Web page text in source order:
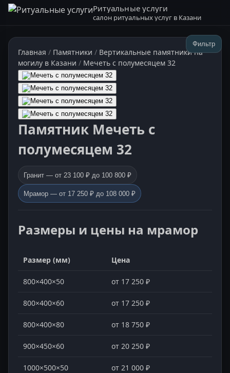
Ритуальные услуги
салон ритуальных услуг в Казани
Фильтр
Главная / Памятники / Вертикальные памятники на
могилу в Казани / Мечеть с полумесяцем 32
Памятник Мечеть с
полумесяцем 32
Гранит — от 23 100 ₽ до 100 800 ₽
Мрамор — от 17 250 ₽ до 108 000 ₽
Размеры и цены на мрамор
Размер (мм) Цена
800×400×50 от 17 250 ₽
800×400×60 от 17 250 ₽
800×400×80 от 18 750 ₽
900×450×60 от 20 250 ₽
1000×500×50 от 21 000 ₽